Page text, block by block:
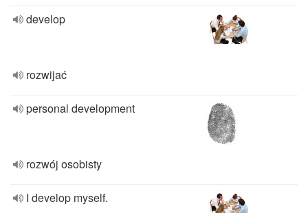
develop
rozwijać
personal development
rozwój osobisty
I develop myself.